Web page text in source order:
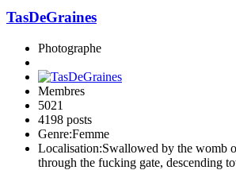
TasDeGraines
Photographe
Membres
5021
4198 posts
Genre:Femme
Localisation:Swallowed by the womb
through the fucking gate, descending